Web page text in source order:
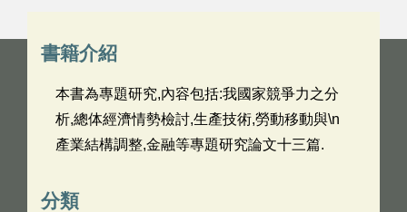
書籍介紹
本書為專題研究,內容包括:我國家競爭力之分
析,總体經濟情勢檢討,生產技術,勞動移動與\n
產業結構調整,金融等專題研究論文十三篇.
分類